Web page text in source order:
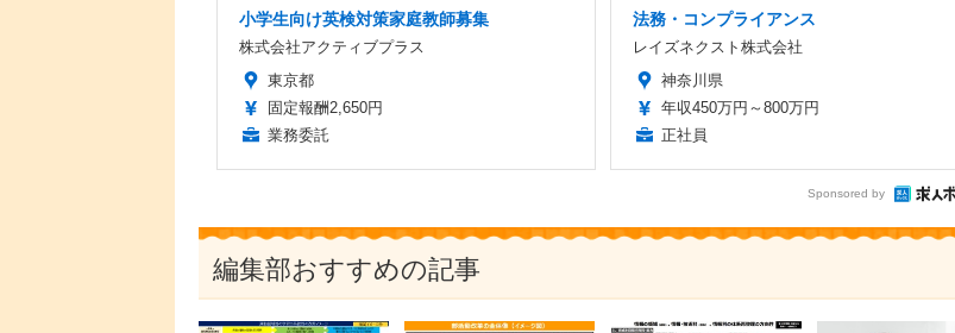
小学生向け英検対策家庭教師募集
株式会社アクティブプラス
東京都
固定報酬2,650円
業務委託
法務・コンプライアンス
レイズネクスト株式会社
神奈川県
年収450万円～800万円
正社員
Sponsored by
編集部おすすめの記事